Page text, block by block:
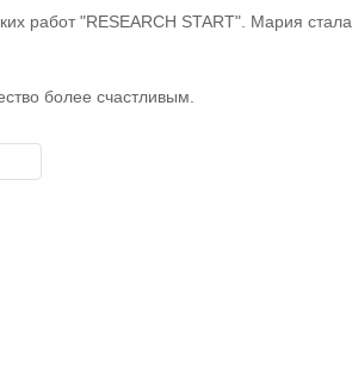
работ "RESEARCH START". Мария стала
более счастливым.